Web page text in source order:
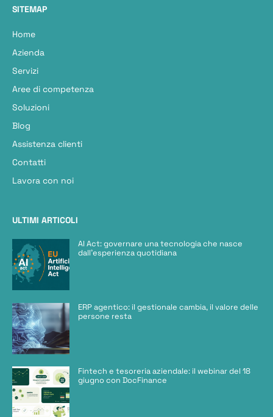
SITEMAP
Home
Azienda
Servizi
Aree di competenza
Soluzioni
Blog
Assistenza clienti
Contatti
Lavora con noi
ULTIMI ARTICOLI
AI Act: governare una tecnologia che nasce
dall’esperienza quotidiana
ERP agentico: il gestionale cambia, il valore delle
persone resta
Fintech e tesoreria aziendale: il webinar del 18
giugno con DocFinance